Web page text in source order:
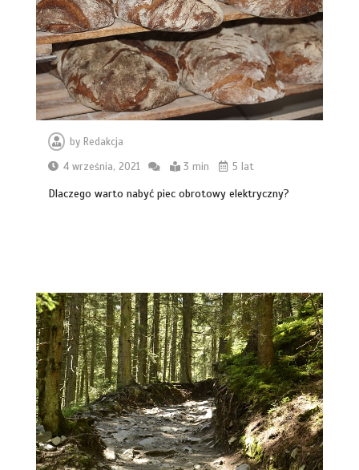
byRedakcja
4 września, 2021
3 min 5 lat
Dlaczego warto nabyć piec obrotowy elektryczny?
Markiza tarasowa czy stałe
Płytki gresowe Cronos:
Architektoniczny surowiec, kamienny
rysunek i nowoczesna trwałość gresu
5 min